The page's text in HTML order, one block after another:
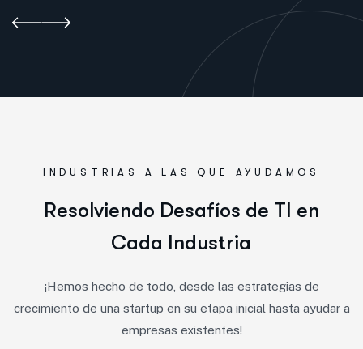
INDUSTRIAS A LAS QUE AYUDAMOS
Resolviendo Desafíos de TI en
Cada Industria
¡Hemos hecho de todo, desde las estrategias de
crecimiento de una startup en su etapa inicial hasta ayudar a
empresas existentes!